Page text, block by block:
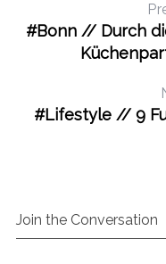
#Bonn // Durch
#Lifestyle // 9
Join the Conversation